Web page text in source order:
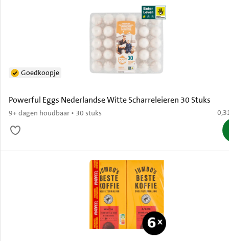
Powerful Eggs Nederlandse Witte Scharreleieren 30 Stuks
9+ dagen houdbaar • 30 stuks
Goedkoopje
€